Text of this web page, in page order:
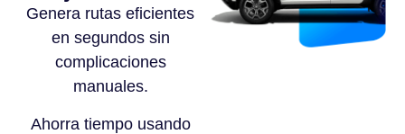
Genera rutas eficientes
en segundos sin
complicaciones
manuales.
Ahorra tiempo usando